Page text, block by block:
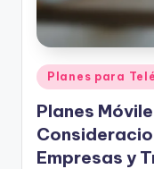
Posted
in
Planes para
Planes
Empresas y